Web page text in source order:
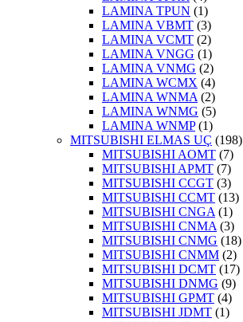
LAMINA TPUN (1)
LAMINA VBMT (3)
LAMINA VCMT (2)
LAMINA VNGG (1)
LAMINA VNMG (2)
LAMINA WCMX (4)
LAMINA WNMA (2)
LAMINA WNMG (5)
LAMINA WNMP(1)
MITSUBISHI ELMAS UÇ (198)
MITSUBISHI AOMT (7)
MITSUBISHI APMT (7)
MITSUBISHI CCGT (3)
MITSUBISHI CCMT (13)
MITSUBISHI CNGA (1)
MITSUBISHI CNMA (3)
MITSUBISHI CNMG (18)
MITSUBISHI CNMM (2)
MITSUBISHI DCMT (17)
MITSUBISHI DNMG (9)
MITSUBISHI GPMT (4)
MITSUBISHI JDMT (1)